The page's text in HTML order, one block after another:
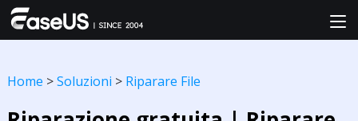
Home >Soluzioni > Riparare File